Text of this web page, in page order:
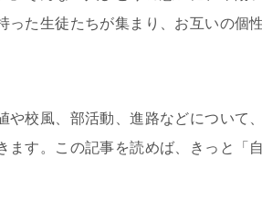
った生徒たちが集まり、お互いの個性
校風、部活動、進路などについて、
す。この記事を読めば、きっと「自